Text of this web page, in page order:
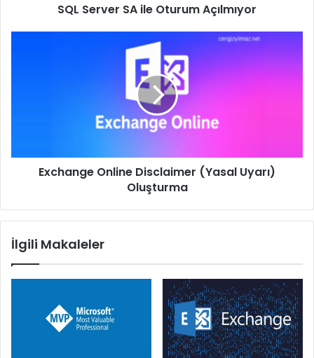
SQL Server SA ile Oturum Açılmıyor
Exchange Online Disclaimer (Yasal Uyarı)
Oluşturma
İlgili Makaleler